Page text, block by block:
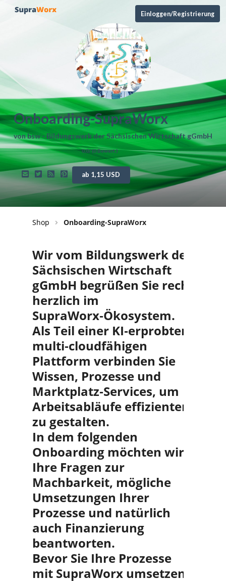
Einloggen/Registrierung
Onboarding-SupraWorx
vonbsw - Bildungswerk der Sächsischen Wirtschaft gGmbH
0,0/ (0Bewert.)
ab 1,15 USD
Shop Onboarding-SupraWorx